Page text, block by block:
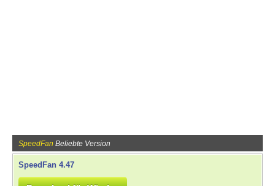
SpeedFan Beliebte Version
SpeedFan 4.47